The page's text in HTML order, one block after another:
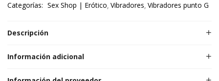
Categorías: Sex Shop | Erótico Vibradores Vibradores punto G
Descripción
Información adicional